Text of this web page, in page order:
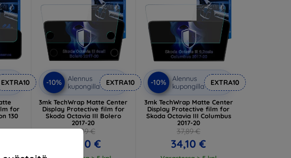
EXTRA10
for
130
-10%
Alennus
kupongilla
EXTRA10
3mk TechWrap Matte Center
Display Protective film for
Skoda Octavia III Bolero
2017-20
37,89 €
34,10 €
-10%
Alennus
kupongilla
EXTRA10
3mk TechWrap Matte Center
Display Protective film for
Skoda Octavia III Columbus
2017-20
37,89 €
34,10 €